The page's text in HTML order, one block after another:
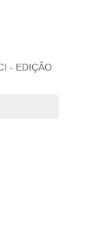
- EDIÇÃO